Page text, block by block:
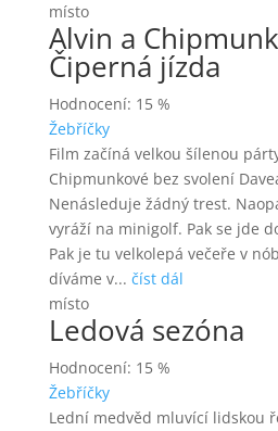
místo
Alvin a
Čiperná jízda
Hodnocení: 15 %
Žebříčky
Film začíná velkou šílenou
Chipmunkové bez svolení
Nenásleduje žádný trest.
vyráží na minigolf. Pak se jde
Pak je tu velkolepá večeře v
díváme v... číst dál
místo
Ledová sezóna
Hodnocení: 15 %
Žebříčky
Lední medvěd mluvící lidskou